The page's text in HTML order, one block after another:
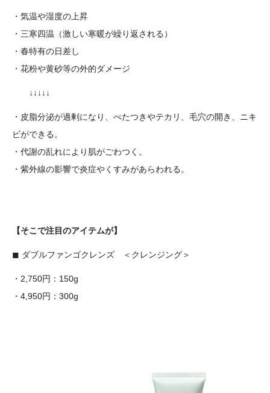
・気温や湿度の上昇
・三寒四温（激しい寒暖が繰り返される）
・春特有の日差し
・花粉や黄砂等の外的ダメージ
↓↓↓↓↓
・皮脂分泌が過剰になり、べたつきやテカリ、毛穴の開き、ニキ
ビができる。
・代謝の乱れにより肌がごわつく。
・紫外線の影響で炎症やくすみがあらわれる。
【そこで注目のアイテムが】
◼︎ ダブルファンゴクレンズ ＜クレンジング＞
・2,750円：150g
・4,950円：300g